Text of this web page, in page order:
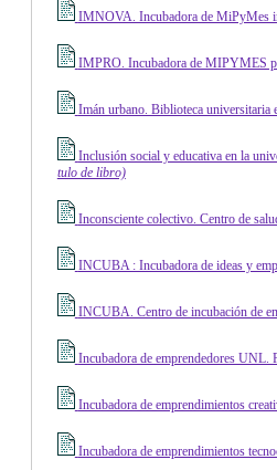
IMNOVA. Incubadora de MiPyMes
IMPRO. Incubadora de MIPYMES
Imán urbano. Biblioteca universitaria
Inclusión social y educativa en la
tulo de libro)
Inconsciente colectivo. Centro de
INCUBA : Incubadora de ideas y
INCUBA. Centro de incubación de
Incubadora de emprendedores UNL.
Incubadora de emprendimientos
Incubadora de emprendimientos